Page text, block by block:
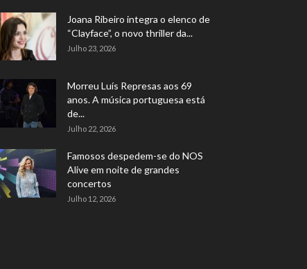
Joana Ribeiro integra o elenco de
“Clayface”, o novo thriller da...
Julho 23, 2026
Morreu Luís Represas aos 69
anos. A música portuguesa está
de...
Julho 22, 2026
Famosos despedem-se do NOS
Alive em noite de grandes
concertos
Julho 12, 2026